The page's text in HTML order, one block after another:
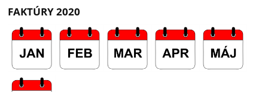
FAKTÚRY 2020